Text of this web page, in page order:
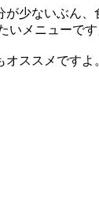
が少ないぶん
メニューです
ススメですよ